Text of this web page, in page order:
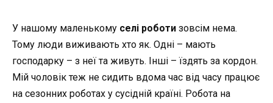
У нашому маленькому селі роботи зовсім нема.
Тому люди виживають хто як. Одні – мають
господарку – з неї та живуть. Інші – їздять за кордон.
Мій чоловік теж не сидить вдома час від часу працює
на сезонних роботах у сусідній країні. Робота на